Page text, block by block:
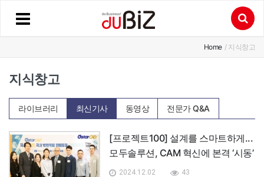
Home / 지식창고
지식창고
라이브러리 최신기사 동영상 전문가 Q&A
[프로젝트100] 설계를 스마트하게...
모두솔루션, CAM 혁신에 본격 ‘시동’
2024.12.02 43